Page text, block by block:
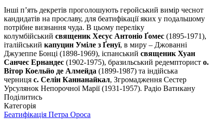
Інші п’ять декретів проголошують геройський вимір чеснот
кандидатів на прославу, для беатифікації яких у подальшому
потрібне визнання чуда. В цьому переліку
колумбійський священик Хесус Антоніо Ґомес (1895-1971),
італійський капуцин Уміле з Ґенуї, в миру – Джованні
Джузеппе Бонці (1898-1969), іспанський священик Хуан
Санчес Ернандес (1902-1975), бразильський редемпторист о.
Вітор Коельйо де Алмейда (1899-1987) та індійська
черниця с. Селін Каннанайкал, Згромадження Сестер
Урсулянок Непорочної Марії (1931-1957). Радіо Ватикану
Поділитись
Категорія
Беатифікація Петра Ороса